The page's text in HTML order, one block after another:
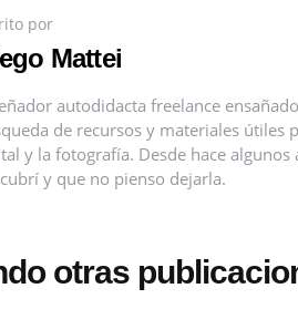
por
Mattei
autodidacta freelance
de recursos y materiales útiles
y la fotografía. Desde hace
y que no pienso dejarla.
otras